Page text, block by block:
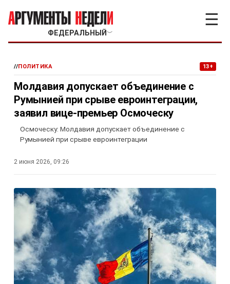
ФЕДЕРАЛЬНЫЙ ﹀
☰
//ПОЛИТИКА 13+
Молдавия допускает объединение с
Румынией при срыве евроинтеграции,
заявил вице-премьер Осмоческу
Осмоческу: Молдавия допускает объединение с
Румынией при срыве евроинтеграции
2 июня 2026, 09:26